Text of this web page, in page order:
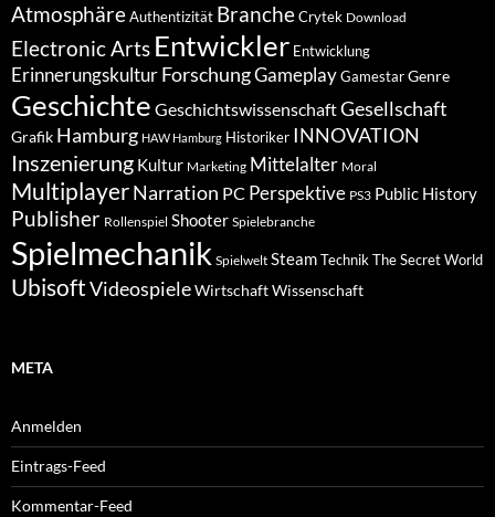
Atmosphäre Authentizität Branche Crytek Download
Electronic Arts Entwickler Entwicklung
Erinnerungskultur ForschungGameplay Gamestar Genre
Geschichte GeschichtswissenschaftGesellschaft
Grafik Hamburg HAW Hamburg Historiker INNOVATION
Inszenierung Kultur Marketing Mittelalter Moral
MultiplayerNarration PC Perspektive PS3 Public History
Publisher Rollenspiel Shooter Spielebranche
Spielmechanik Spielwelt Steam Technik The Secret World
UbisoftVideospieleWirtschaftWissenschaft
META
Anmelden
Eintrags-Feed
Kommentar-Feed